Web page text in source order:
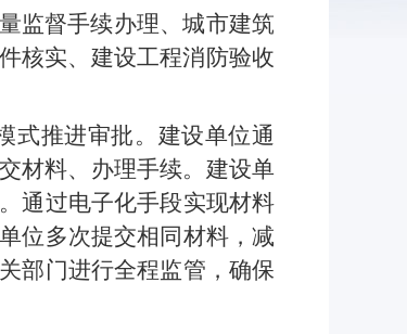
监督手续办理、城市建筑
核实、建设工程消防验收
式推进审批。建设单位通
材料、办理手续。建设单
通过电子化手段实现材料
位多次提交相同材料，减
部门进行全程监管，确保